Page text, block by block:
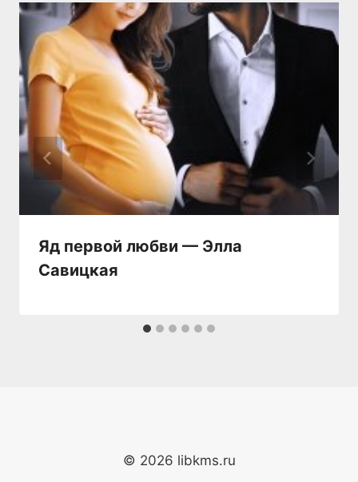
Яд первой любви — Элла
Савицкая
© 2026 libkms.ru